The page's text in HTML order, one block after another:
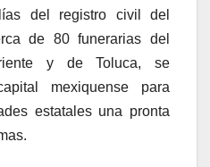
del registro civil del
de 80 funerarias del
y de Toluca, se
mexiquense para
estatales una pronta